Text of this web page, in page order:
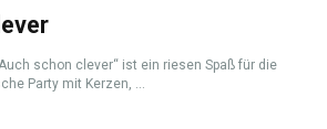
schon clever“ ist ein riesen Spaß für die
Party mit Kerzen, ...